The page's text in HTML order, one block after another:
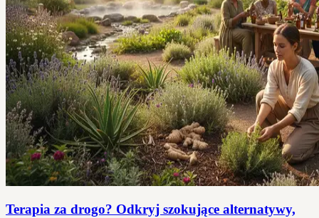
Terapia za drogo? Odkryj szokujące alternatywy,